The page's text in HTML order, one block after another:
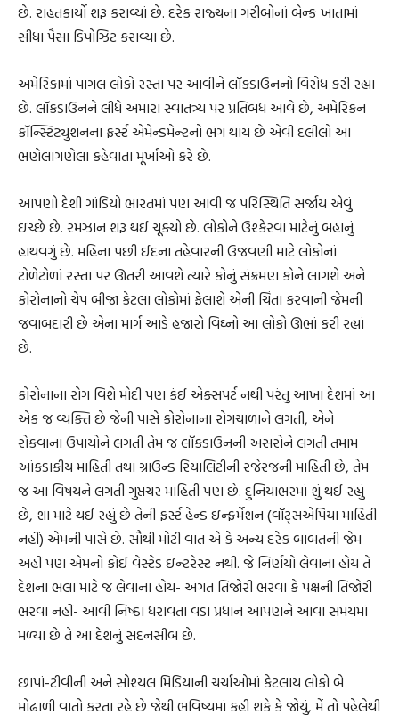
છે. રાહતકાર્યો શરૂ કરાવ્યાં છે. દરેક રાજ્યના ગરીબોનાં બેન્ક ખાતામાં
સીધા પૈસા ડિપોઝિટ કરાવ્યા છે.
અમેરિકામાં પાગલ લોકો રસ્તા પર આવીને લૉકડાઉનનો વિરોધ કરી રહ્યા
છે. લૉકડાઉનને લીધે અમારા સ્વાતંત્ર્ય પર પ્રતિબંધ આવે છે, અમેરિકન
કૉન્સ્ટિટ્યુશનના ફર્સ્ટ એમેન્ડમેન્ટનો ભંગ થાય છે એવી દલીલો આ
ભણેલાગણેલા કહેવાતા મૂર્ખાઓ કરે છે.
આપણો દેશી ગાંડિયો ભારતમાં પણ આવી જ પરિસ્થિતિ સર્જાય એવું
ઇચ્છે છે. રમઝાન શરૂ થઈ ચૂક્યો છે. લોકોને ઉશ્કેરવા માટેનું બહાનું
હાથવગું છે. મહિના પછી ઈદના તહેવારની ઉજવણી માટે લોકોનાં
ટોળેટોળાં રસ્તા પર ઊતરી આવશે ત્યારે કોનું સંક્રમણ કોને લાગશે અને
કોરોનાનો ચેપ બીજા કેટલા લોકોમાં ફેલાશે એની ચિંતા કરવાની જેમની
જવાબદારી છે એના માર્ગ આડે હજારો વિઘ્નો આ લોકો ઊભાં કરી રહ્યાં
છે.
કોરોનાના રોગ વિશે મોદી પણ કંઈ એક્સપર્ટ નથી પરંતુ આખા દેશમાં આ
એક જ વ્યક્તિ છે જેની પાસે કોરોનાના રોગચાળાને લગતી, એને
રોકવાના ઉપાયોને લગતી તેમ જ લૉકડાઉનની અસરોને લગતી તમામ
આંકડાકીય માહિતી તથા ગ્રાઉન્ડ રિયાલિટીની રજેરજની માહિતી છે, તેમ
જ આ વિષયને લગતી ગુપ્તચર માહિતી પણ છે. દુનિયાભરમાં શું થઈ રહ્યું
છે, શા માટે થઈ રહ્યું છે તેની ફર્સ્ટ હેન્ડ ઇન્ફર્મેશન (વૉટ્સએપિયા માહિતી
નહીં) એમની પાસે છે. સૌથી મોટી વાત એ કે અન્ય દરેક બાબતની જેમ
અહીં પણ એમનો કોઈ વેસ્ટેડ ઇન્ટરેસ્ટ નથી. જે નિર્ણયો લેવાના હોય તે
દેશના ભલા માટે જ લેવાના હોય- અંગત તિજોરી ભરવા કે પક્ષની તિજોરી
ભરવા નહીં- આવી નિષ્ઠા ધરાવતા વડા પ્રધાન આપણને આવા સમયમાં
મળ્યા છે તે આ દેશનું સદનસીબ છે.
છાપાં-ટીવીની અને સોશ્યલ મિડિયાની ચર્ચાઓમાં કેટલાય લોકો બે
મોઢાળી વાતો કરતા રહે છે જેથી ભવિષ્યમાં કહી શકે કે જોયું, મેં તો પહેલેથી